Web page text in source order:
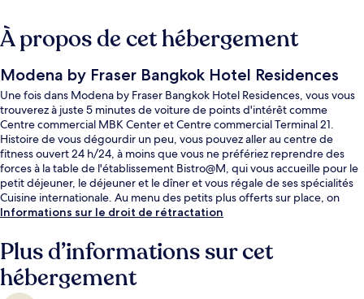
À propos de cet hébergement
Modena by Fraser Bangkok Hotel Residences
Une fois dans Modena by Fraser Bangkok Hotel Residences, vous vous
trouverez à juste 5 minutes de voiture de points d'intérêt comme
Centre commercial MBK Center et Centre commercial Terminal 21.
Histoire de vous dégourdir un peu, vous pouvez aller au centre de
fitness ouvert 24 h/24, à moins que vous ne préfériez reprendre des
forces à la table de l'établissement Bistro@M, qui vous accueille pour le
petit déjeuner, le déjeuner et le dîner et vous régale de ses spécialités
Cuisine internationale. Au menu des petits plus offerts sur place, on
trouve un bar / salon, un sauna et un hammam. Sympa non ? Les autres
attentionné. L'hébergement se situe à une très courte distance à pied
des transports publics : Station de MRT Queen Sirikit National
Convention Centre se trouve à 6 min et Station de MRT Khlong Toei, à
10 min.
Informations sur le droit de rétractation
Plus d’informations sur cet
hébergement